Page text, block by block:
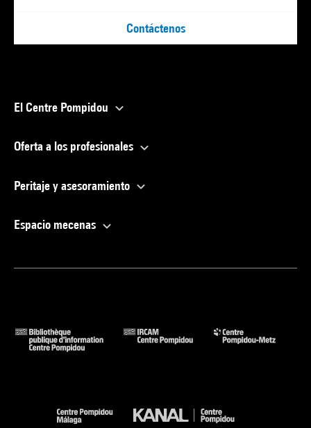
Contáctenos
El Centre Pompidou
Oferta a los profesionales
Peritaje y asesoramiento
Espacio mecenas